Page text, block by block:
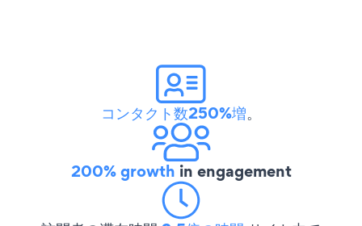
コンタクト数250%増。
200% growth in engagement